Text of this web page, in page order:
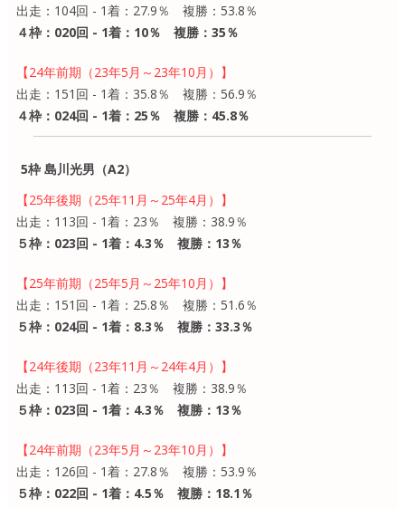
出走：104回 - 1着：27.9％ 複勝：53.8％
４枠：020回 - 1着：10％ 複勝：35％
【24年前期（23年5月～23年10月）】
出走：151回 - 1着：35.8％ 複勝：56.9％
４枠：024回 - 1着：25％ 複勝：45.8％
5枠 島川光男（A2）
【25年後期（25年11月～25年4月）】
出走：113回 - 1着：23％ 複勝：38.9％
５枠：023回 - 1着：4.3％ 複勝：13％
【25年前期（25年5月～25年10月）】
出走：151回 - 1着：25.8％ 複勝：51.6％
５枠：024回 - 1着：8.3％ 複勝：33.3％
【24年後期（23年11月～24年4月）】
出走：113回 - 1着：23％ 複勝：38.9％
５枠：023回 - 1着：4.3％ 複勝：13％
【24年前期（23年5月～23年10月）】
出走：126回 - 1着：27.8％ 複勝：53.9％
５枠：022回 - 1着：4.5％ 複勝：18.1％